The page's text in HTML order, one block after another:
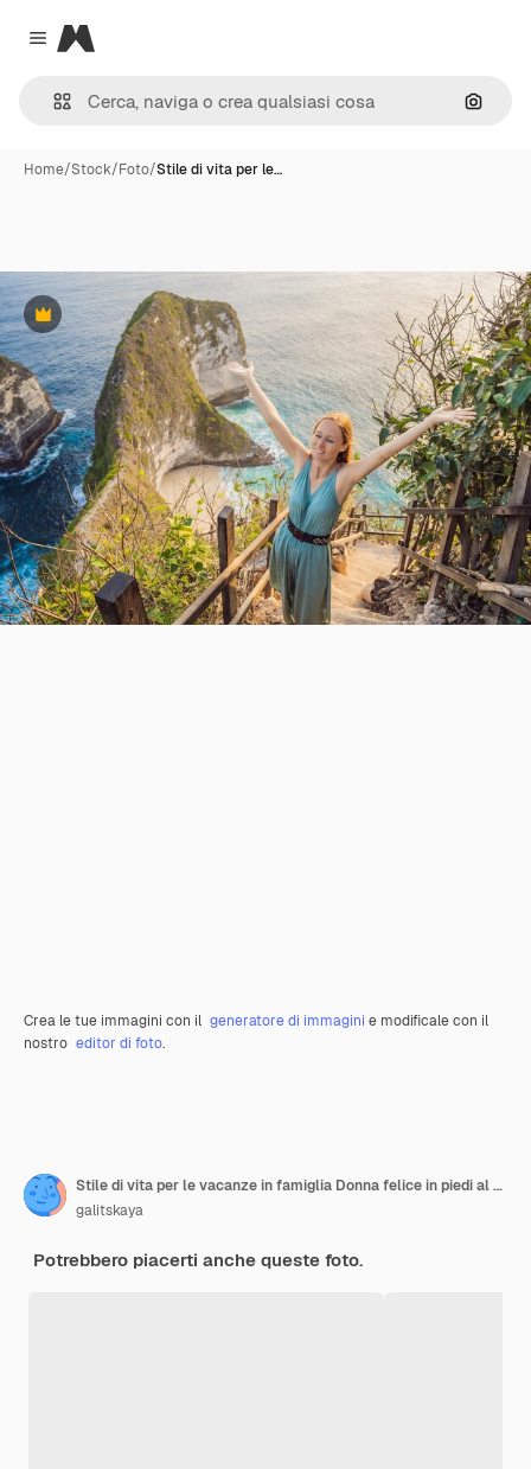
Close menu
Magnific
Cerca
Home/Stock/Foto/Stile di vita per le…
Premium
Crea le tue immagini con il generatore di immagini e modificale con il
nostro editor di foto.
Stile di vita per le vacanze in famiglia Donna felice in piedi al punto di vista Guarda la bellissima spiaggia sotto l'alta scogliera Destinazione di viaggio a Bali Luogo popolare da visitare sull'isola di Nusa Penida
galitskaya
Potrebbero piacerti anche queste foto.